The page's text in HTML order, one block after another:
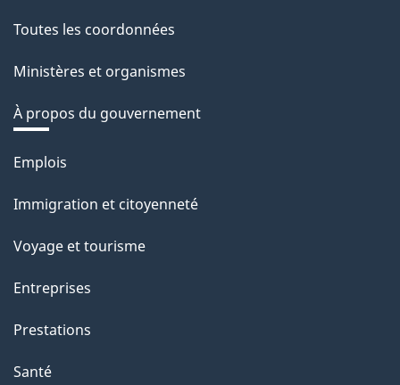
Toutes les coordonnées
Ministères et organismes
À propos du gouvernement
Thèmes
sujets
Emplois
Immigration et citoyenneté
Voyage et tourisme
Entreprises
Prestations
Santé